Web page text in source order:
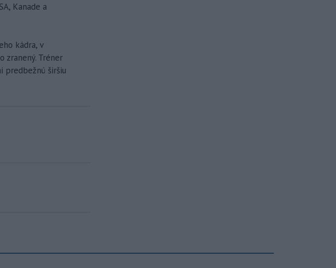
Kanade a
kádra, v
zranený. Tréner
predbežnú širšiu